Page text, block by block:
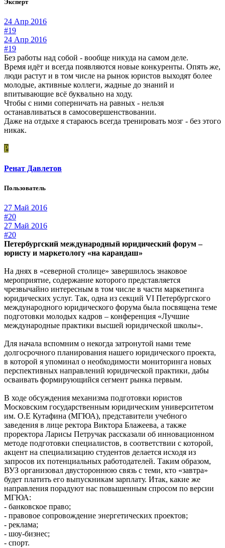
Эксперт
24 Апр 2016
#19
24 Апр 2016
#19
Без работы над собой - вообще никуда на самом деле.
Время идёт и всегда появляются новые конкуренты. Опять же,
люди растут и в том числе на рынок юристов выходят более
молодые, активные коллеги, жадные до знаний и
впитывающие всё буквально на ходу.
Чтобы с ними соперничать на равных - нельзя
останавливаться в самосовершенствовании.
Даже на отдыхе я стараюсь всегда тренировать мозг - без этого
никак.
Р
Ренат Давлетов
Пользователь
27 Май 2016
#20
27 Май 2016
#20
Петербургский международный юридический форум –
юристу и маркетологу «на карандаш»
На днях в «северной столице» завершилось знаковое
мероприятие, содержание которого представляется
чрезвычайно интересным в том числе в части маркетинга
юридических услуг. Так, одна из секций VI Петербургского
международного юридического форума была посвящена теме
подготовки молодых кадров – конференция «Лучшие
международные практики высшей юридической школы».
Для начала вспомним о некогда затронутой нами теме
долгосрочного планирования нашего юридического проекта,
в которой я упоминал о необходимости мониторинга новых
перспективных направлений юридической практики, дабы
осваивать формирующийся сегмент рынка первым.
В ходе обсуждения механизма подготовки юристов
Московским государственным юридическим университетом
им. О.Е Кутафина (МГЮА), представители учебного
заведения в лице ректора Виктора Блажеева, а также
проректора Ларисы Петручак рассказали об инновационном
методе подготовки специалистов, в соответствии с которой,
акцент на специализацию студентов делается исходя из
запросов их потенциальных работодателей. Таким образом,
ВУЗ организовал двустороннюю связь с теми, кто «завтра»
будет платить его выпускникам зарплату. Итак, какие же
направления порадуют нас повышенным спросом по версии
МГЮА:
- банковское право;
- правовое сопровождение энергетических проектов;
- реклама;
- шоу-бизнес;
- спорт.